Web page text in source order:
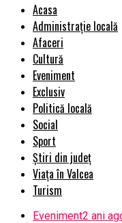
Acasa
Administrație locală
Afaceri
Cultură
Eveniment
Exclusiv
Politică locală
Social
Sport
Știri din județ
Viața în Valcea
Turism
Eveniment2 ani